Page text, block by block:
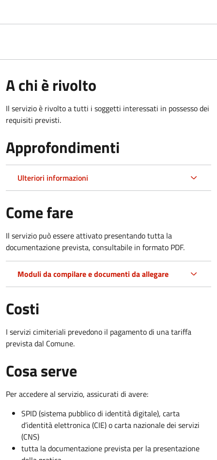
A chi è rivolto
Il servizio è rivolto a tutti i soggetti interessati in possesso dei
requisiti previsti.
Approfondimenti
Ulteriori informazioni
Come fare
Il servizio può essere attivato presentando tutta la
documentazione prevista, consultabile in formato PDF.
Moduli da compilare e documenti da allegare
Costi
I servizi cimiteriali prevedono il pagamento di una tariffa
prevista dal Comune.
Cosa serve
Per accedere al servizio, assicurati di avere:
SPID (sistema pubblico di identità digitale), carta
d’identità elettronica (CIE) o carta nazionale dei servizi
(CNS)
tutta la documentazione prevista per la presentazione